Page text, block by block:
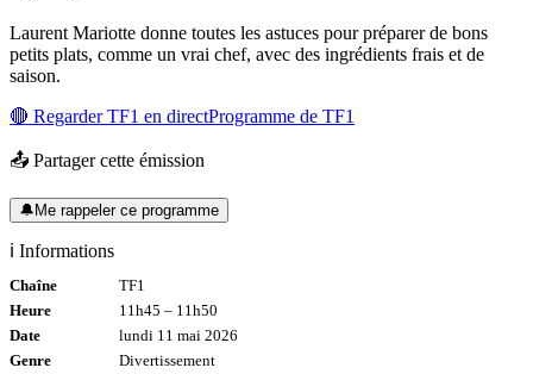
Laurent Mariotte donne toutes les astuces pour préparer de bons
petits plats, comme un vrai chef, avec des ingrédients frais et de
saison.
🔴 RegarderTF1 en directProgramme de TF1
📤 Partager cette émission
🔔Me rappeler ce programme
ℹ️ Informations
Chaîne
TF1
Heure
11h45 – 11h50
Date
lundi 11 mai 2026
Genre
Divertissement